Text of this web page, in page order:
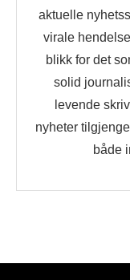
aktuelle
virale
blikk for det
solid
levende
nyheter
både